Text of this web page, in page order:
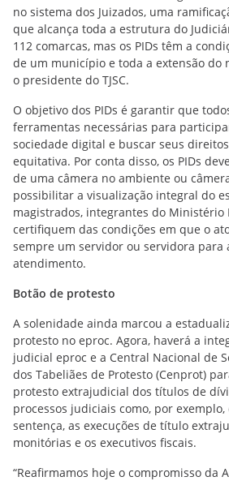
no sistema dos Juizados, uma
que alcança toda a estrutura do
112 comarcas, mas os PIDs têm a
de um município e toda a extensão do
o presidente do TJSC.
O objetivo dos PIDs é garantir que
ferramentas necessárias para
sociedade digital e buscar seus
equitativa. Por conta disso, os PIDs
de uma câmera no ambiente ou
possibilitar a visualização integral do
magistrados, integrantes do Ministério
certifiquem das condições em que o
sempre um servidor ou servidora para
atendimento.
Botão de protesto
A solenidade ainda marcou a
protesto no eproc. Agora, haverá a
judicial eproc e a Central Nacional de
dos Tabeliães de Protesto (Cenprot)
protesto extrajudicial dos títulos de
processos judiciais como, por
sentença, as execuções de título
monitórias e os executivos fiscais.
“Reafirmamos hoje o compromisso da